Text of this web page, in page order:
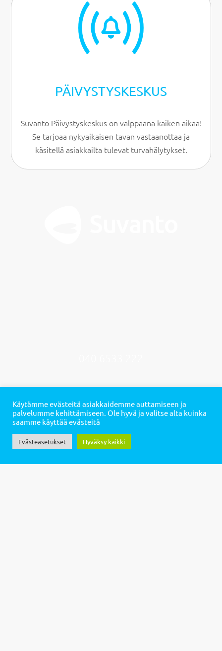
PÄIVYSTYS­KESKUS
Suvanto Päivystyskeskus on valppaana kaiken aikaa!
Se tarjoaa nykyaikaisen tavan vastaanottaa ja
käsitellä asiakkailta tulevat turvahälytykset.
Käytämme evästeitä asiakkaidemme auttamiseen ja
palvelumme kehittämiseen. Ole hyvä ja valitse alta kuinka
saamme käyttää evästeitä
Evästeasetukset Hyväksy kaikki